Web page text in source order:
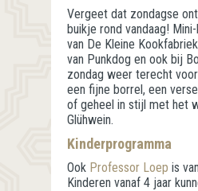
Vergeet dat zondagse
buikje rond vandaag!
van De Kleine
van Punkdog en ook bij
zondag weer terecht
een fijne borrel, een
of geheel in stijl met het
Glühwein.
Kinderprogramma
Ook Professor Loep is
Kinderen vanaf 4 jaar